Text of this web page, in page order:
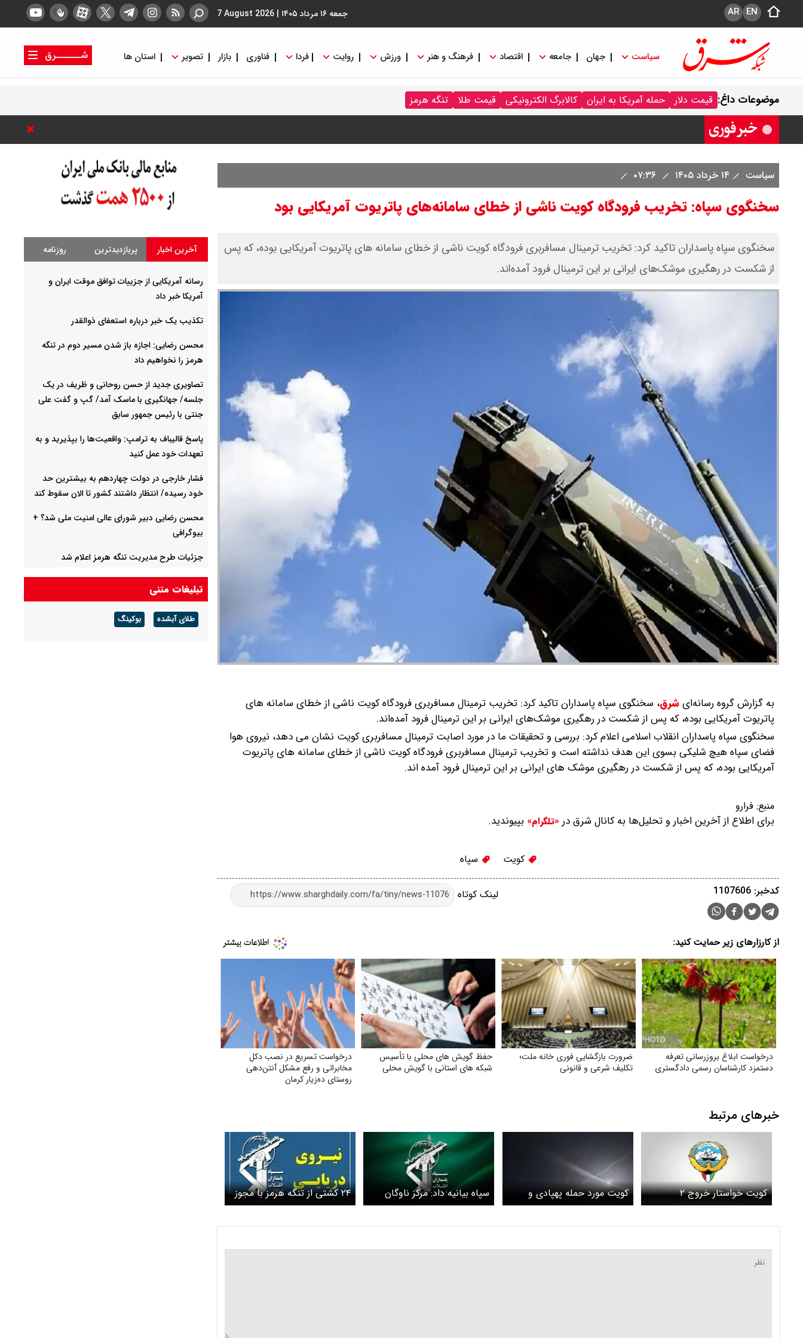
جمعه ۱۶ مرداد ۱۴۰۵ |
7 August 2026 EN
AR
سیاست جهان جامعه اقتصاد فرهنگ و هنر ورزش روایت فردا فناوری بازار تصویر استان ها
شــــــرق
موضوعات داغ: قیمت دلار حمله آمریکا به ایران کالابرگ الکترونیکی قیمت طلا تنگه هرمز
قیمت سکه پارسیان امروز جمعه ۱۶ مرداد ۱۴۰۵ / سکه پارسیان ۱۰۰ سوتی چند ؟ جدول
ترکیه و عراق، پروژه کاهش وابستگی به تنگه هرمز را کلید زدند + جزییات
سیاست ۱۴ خرداد ۱۴۰۵
سخنگوی سپاه: تخریب فرودگاه کویت ناشی از خطای سامانه‌های پاتریوت آمریکایی بود
سخنگوی سپاه پاسداران تاکید کرد: تخریب ترمینال مسافربری فرودگاه کویت ناشی از خطای سامانه های پاتریوت آمریکایی بوده، که پس
از شکست در رهگیری موشک‌های ایرانی بر این ترمینال فرود آمده‌اند.
به گزارش گروه رسانه‌ایشرق، سخنگوی سپاه پاسداران تاکید کرد: تخریب ترمینال مسافربری فرودگاه کویت ناشی از خطای سامانه های
پاتریوت آمریکایی بوده، که پس از شکست در رهگیری موشک‌های ایرانی بر این ترمینال فرود آمده‌اند.
سخنگوی سپاه پاسداران انقلاب اسلامی اعلام کرد: بررسی و تحقیقات ما در مورد اصابت ترمینال مسافربری کویت نشان می دهد، نیروی هوا
فضای سپاه هیچ شلیکی بسوی این هدف نداشته است و تخریب ترمینال مسافربری فرودگاه کویت ناشی از خطای سامانه های پاتریوت
آمریکایی بوده، که پس از شکست در رهگیری موشک های ایرانی بر این ترمینال فرود آمده اند.
منبع: فرارو
برای اطلاع از آخرین اخبار و تحلیل‌ها به کانال شرق در «تلگرام» بپیوندید.
کویت سپاه
لینک کوتاه کدخبر: 1107606
از کارزارهای زیر حمایت کنید:
درخواست ابلاغ بروز‌رسانی تعرفه
دستمزد کارشناسان رسمی دادگستری
ضرورت بازگشایی فوری خانه ملت؛
تکلیف شرعی و قانونی
حفظ گویش های محلی با تأسیس
شبکه های استانی با گویش محلی
درخواست تسریع در نصب دکل
مخابراتی و رفع مشکل آنتن‌دهی
روستای ده‌زیار کرمان
خبرهای مرتبط
کویت خواستار خروج ۲
دیپلمات ایرانی شد
کویت مورد حمله پهپادی و
موشکی قرار گرفت / ارتش
سپاه بیانیه داد: مرکز ناوگان
پنجم آمریکا مورد حمله موشکی
۲۴ کشتی از تنگه هرمز با مجوز
سپاه عبور کردند
آخرین اخبار پربازدیدترین روزنامه
رسانه آمریکایی از جزییات توافق موقت ایران و
آمریکا خبر داد
تکذیب یک خبر درباره استعفای ذوالقدر
محسن رضایی: اجازه باز شدن مسیر دوم در تنگه
هرمز را نخواهیم داد
تصاویری جدید از حسن روحانی و ظریف در یک
جلسه/ جهانگیری با ماسک آمد/ گپ و گفت علی
جنتی با رئیس جمهور سابق
پاسخ قالیباف به ترامپ: واقعیت‌ها را بپذیرید و به
تعهدات خود عمل کنید
فشار خارجی در دولت چهاردهم به بیشترین حد
خود رسیده/ انتظار داشتند کشور تا الان سقوط کند
محسن رضایی دبیر شورای عالی امنیت ملی شد؟ +
بیوگرافی
جزئیات طرح مدیریت تنگه هرمز اعلام شد
علی ربیعی: آقای پزشکیان، چشمان نگران جامعه به
گام‌های استوار شماست
یوسف پزشکیان: اگر دولت شکست بخورد ایران
تبلیغات متنی
طلای آبشده بوکینگ